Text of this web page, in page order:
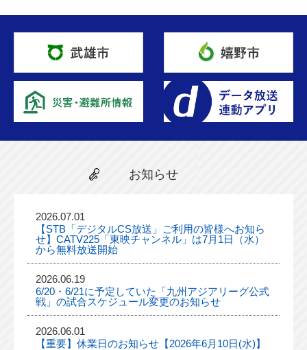
お知らせ
2026.07.01
【STB「デジタルCS放送」ご利用の皆様へお知ら
せ】CATV225「東映チャンネル」は7月1日（水）
から無料放送開始
2026.06.19
6/20・6/21に予定していた「九州アジアリーグ公式
戦」の試合スケジュール変更のお知らせ
2026.06.01
【重要】休業日のお知らせ【2026年6月10日(水)】